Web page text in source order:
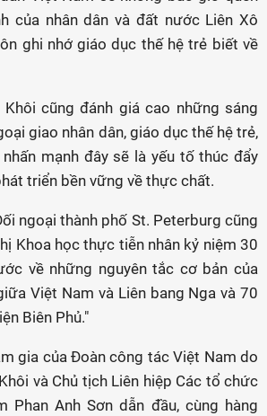
của nhân dân và đất nước Liên Xô
ghi nhớ giáo dục thế hệ trẻ biết về
cũng đánh giá cao những sáng
giao nhân dân, giáo dục thế hệ trẻ,
mạnh đây sẽ là yếu tố thúc đẩy
triển bền vững về thực chất.
ngoại thành phố St. Peterburg cũng
Khoa học thực tiễn nhân kỷ niệm 30
về những nguyên tắc cơ bản của
Việt Nam và Liên bang Nga và 70
Biên Phủ."
gia của Đoàn công tác Việt Nam do
và Chủ tịch Liên hiệp Các tổ chức
Phan Anh Sơn dẫn đầu, cùng hàng